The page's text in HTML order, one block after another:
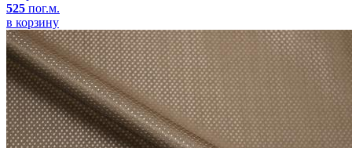
525 пог.м.
в корзину